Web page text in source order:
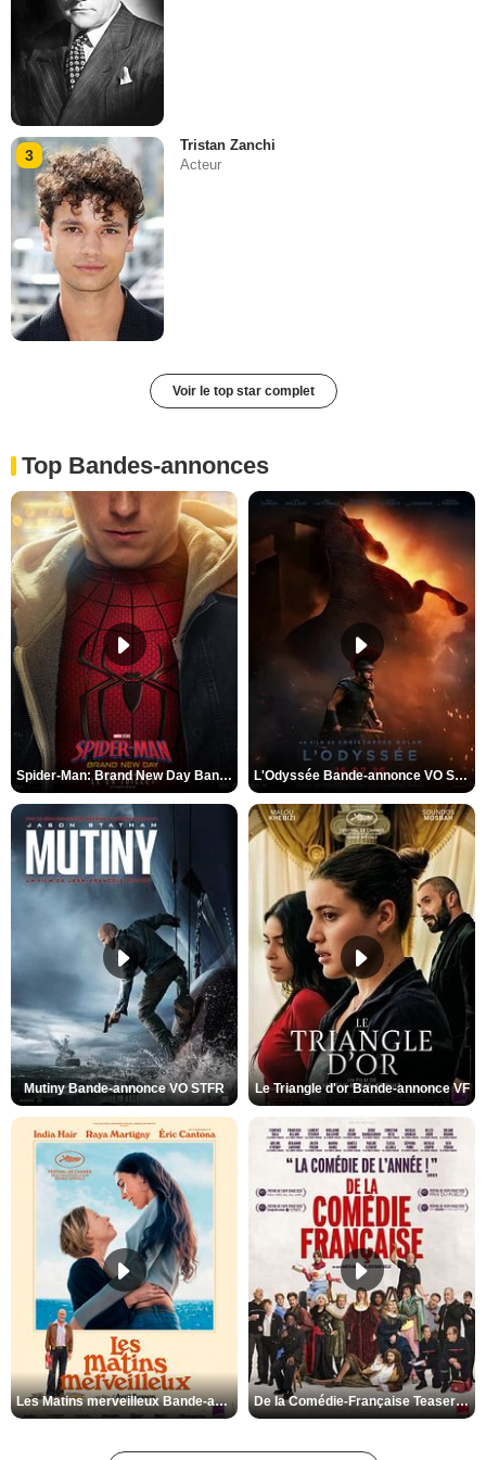
3
Tristan Zanchi
Acteur
Voir le top star complet
Top Bandes-annonces
Spider-Man: Brand New Day Bande-annonce VO STFR L'Odyssée Bande-annonce VO STFR
Mutiny Bande-annonce VO STFR Le Triangle d'or Bande-annonce VF
Les Matins merveilleux Bande-annonce VF De la Comédie-Française Teaser VF